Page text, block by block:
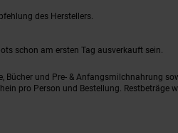
des Herstellers.
schon am ersten Tag ausverkauft sein.
und Pre- & Anfangsmilchnahrung
pro Person und Bestellung. Restbeträge